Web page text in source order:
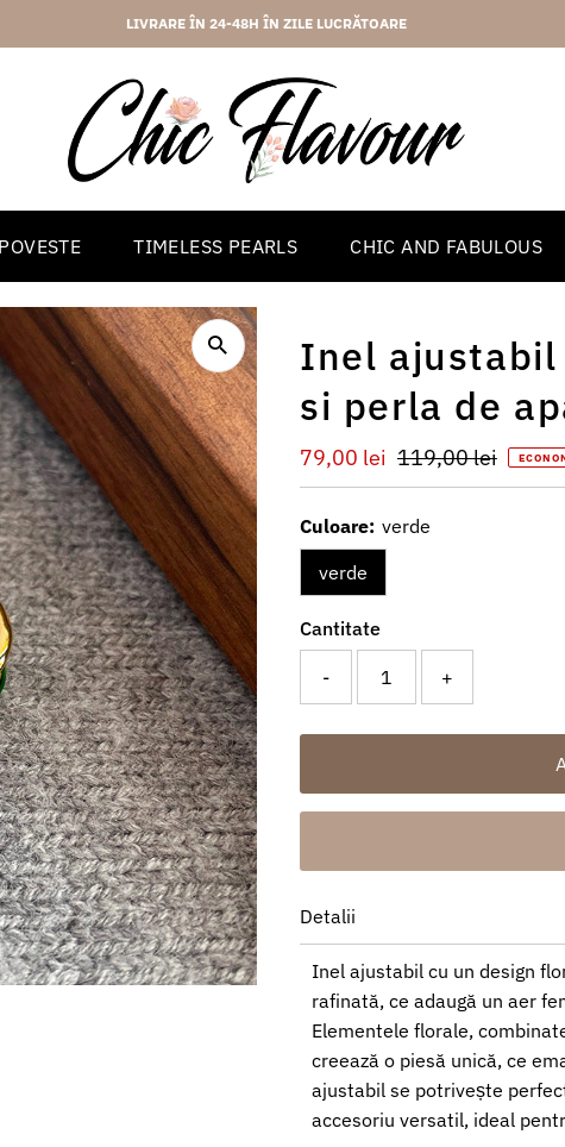
2 ANI GARANTIE
TIMELESS PEARLS CHIC AND FABULOUS
Inel
si perla de
Preț
redus
79,00 lei Preț
întreg
119,00 lei
Culoare: verde
verde
Cantitate
- +
Detalii
Inel ajustabil cu un design
rafinată, ce adaugă un aer
Elementele florale,
creează o piesă unică, ce
ajustabil se potrivește
accesoriu versatil, ideal